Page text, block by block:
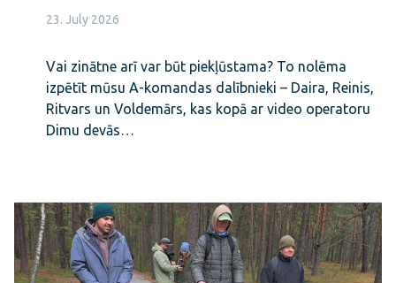
23. July 2026
Vai zinātne arī var būt piekļūstama? To nolēma
izpētīt mūsu A-komandas dalībnieki – Daira, Reinis,
Ritvars un Voldemārs, kas kopā ar video operatoru
Dimu devās…